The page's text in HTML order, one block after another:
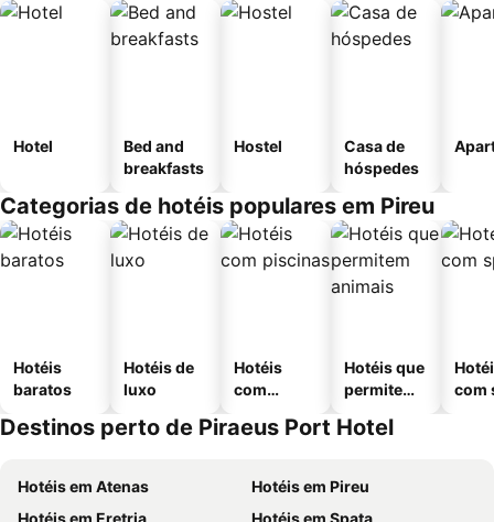
Hotel
Bed and
breakfasts
Hostel
Casa de
hóspedes
Categorias de hotéis populares em Pireu
Hotéis
baratos
Hotéis de
luxo
Hotéis
com
Hotéis que
permitem
com
Destinos perto de Piraeus Port Hotel
Hotéis em Atenas
Hotéis em Pireu